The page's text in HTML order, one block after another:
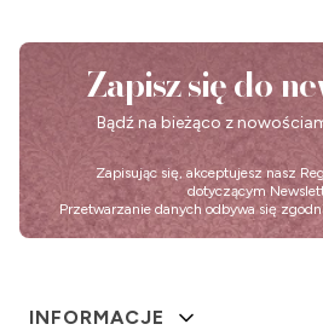
Zapisz się do
Bądź na bieżąco z
Zapisując się, akceptujesz nasz
dotyczącym
Przetwarzanie danych odbywa się
Linki w stopce
INFORMACJE